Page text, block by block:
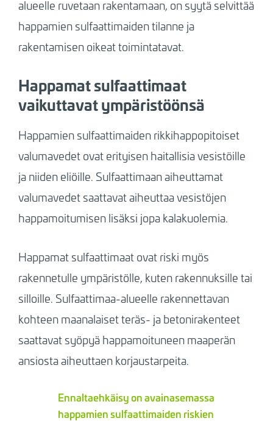
alueelle ruvetaan rakentamaan, on syytä selvittää
happamien sulfaattimaiden tilanne ja
rakentamisen oikeat toimintatavat.
Happamat sulfaattimaat
vaikuttavat ympäristöönsä
Happamien sulfaattimaiden rikkihappopitoiset
valumavedet ovat erityisen haitallisia vesistöille
ja niiden eliöille. Sulfaattimaan aiheuttamat
valumavedet saattavat aiheuttaa vesistöjen
happamoitumisen lisäksi jopa kalakuolemia.
Happamat sulfaattimaat ovat riski myös
rakennetulle ympäristölle, kuten rakennuksille tai
silloille. Sulfaattimaa-alueelle rakennettavan
kohteen maanalaiset teräs- ja betonirakenteet
saattavat syöpyä happamoituneen maaperän
ansiosta aiheuttaen korjaustarpeita.
Ennaltaehkäisy on avainasemassa
happamien sulfaattimaiden riskien